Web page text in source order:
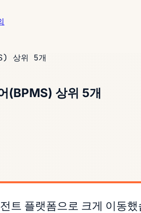
상위 5개
(BPMS) 상위 5개
트 플랫폼으로 크게 이동